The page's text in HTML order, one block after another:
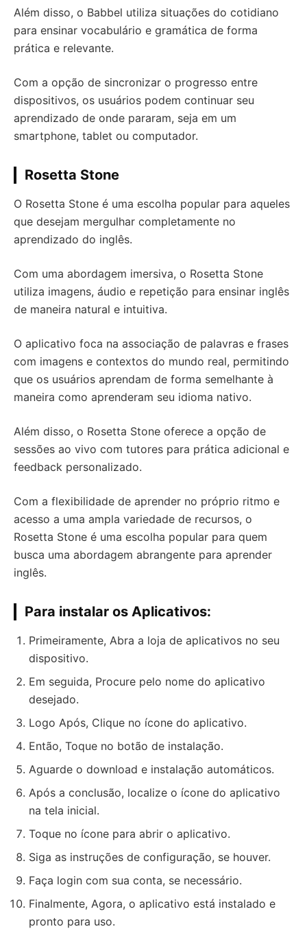
Além disso, o Babbel utiliza situações do cotidiano
para ensinar vocabulário e gramática de forma
prática e relevante.
Com a opção de sincronizar o progresso entre
dispositivos, os usuários podem continuar seu
aprendizado de onde pararam, seja em um
smartphone, tablet ou computador.
Rosetta Stone
O Rosetta Stone é uma escolha popular para aqueles
que desejam mergulhar completamente no
aprendizado do inglês.
Com uma abordagem imersiva, o Rosetta Stone
utiliza imagens, áudio e repetição para ensinar inglês
de maneira natural e intuitiva.
O aplicativo foca na associação de palavras e frases
com imagens e contextos do mundo real, permitindo
que os usuários aprendam de forma semelhante à
maneira como aprenderam seu idioma nativo.
Além disso, o Rosetta Stone oferece a opção de
sessões ao vivo com tutores para prática adicional e
feedback personalizado.
Com a flexibilidade de aprender no próprio ritmo e
acesso a uma ampla variedade de recursos, o
Rosetta Stone é uma escolha popular para quem
busca uma abordagem abrangente para aprender
inglês.
Para instalar os Aplicativos:
Primeiramente, Abra a loja de aplicativos no seu
dispositivo.
Em seguida, Procure pelo nome do aplicativo
desejado.
Logo Após, Clique no ícone do aplicativo.
Então, Toque no botão de instalação.
Aguarde o download e instalação automáticos.
Após a conclusão, localize o ícone do aplicativo
na tela inicial.
Toque no ícone para abrir o aplicativo.
Siga as instruções de configuração, se houver.
Faça login com sua conta, se necessário.
Finalmente, Agora, o aplicativo está instalado e
pronto para uso.